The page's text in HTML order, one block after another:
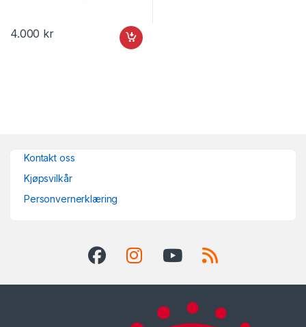
4.000 kr
Kontakt oss
Kjøpsvilkår
Personvernerklæring